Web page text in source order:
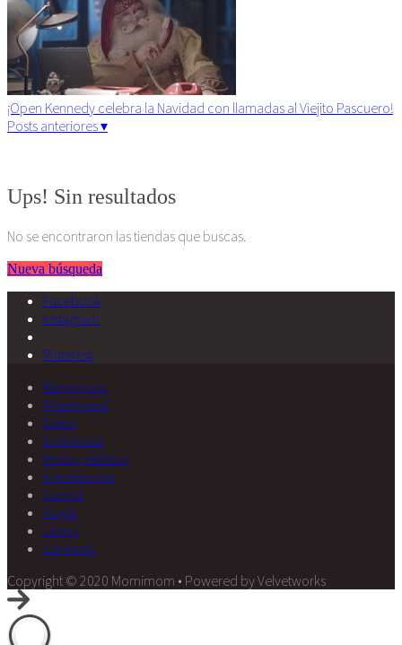
¡Open Kennedy celebra la Navidad con llamadas al Viejito Pascuero!
Posts anteriores ▾
Ups! Sin resultados
No se encontraron las tiendas que buscas.
Nueva búsqueda
Facebook
Instagram
Pinterest
Momimom
Maternidad
Datos
Embarazo
Moda y Belleza
Entretención
Cocina
Hogar
Libros
Contacto
Copyright © 2020 Momimom • Powered by Velvetworks